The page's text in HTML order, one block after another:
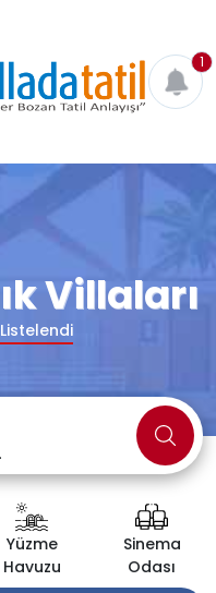
1
Villaları
Yüzme
Havuzu
Sinema
Odası